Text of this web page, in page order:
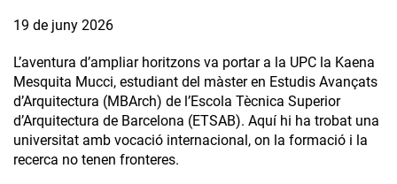
19 de juny 2026
L’aventura d’ampliar horitzons va portar a la UPC la Kaena
Mesquita Mucci, estudiant del màster en Estudis Avançats
d’Arquitectura (MBArch) de l’Escola Tècnica Superior
d’Arquitectura de Barcelona (ETSAB). Aquí hi ha trobat una
universitat amb vocació internacional, on la formació i la
recerca no tenen fronteres.